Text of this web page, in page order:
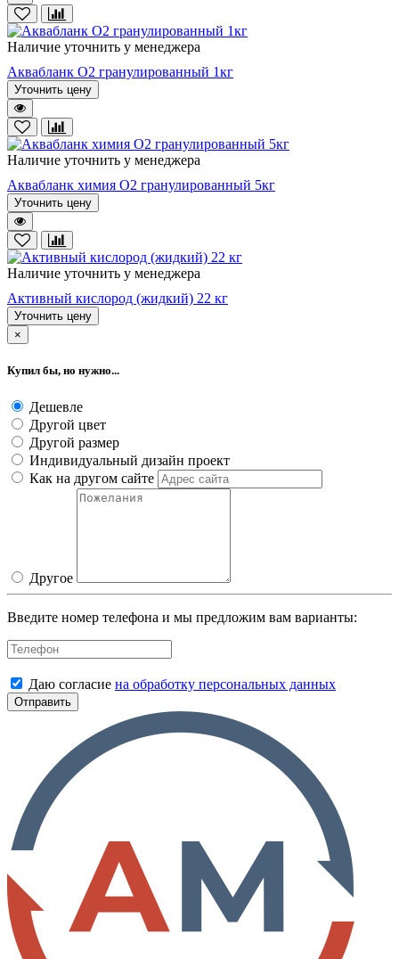
Наличие уточнить у менеджера
Аквабланк О2 гранулированный 1кг
Уточнить цену
Наличие уточнить у менеджера
Аквабланк химия О2 гранулированный 5кг
Уточнить цену
Наличие уточнить у менеджера
Активный кислород (жидкий) 22 кг
Уточнить цену
×
Купил бы, но нужно...
Дешевле
Другой цвет
Другой размер
Индивидуальный дизайн проект
Как на другом сайте
Другое
Введите номер телефона и мы предложим вам варианты:
Даю согласие на обработку персональных данных
Отправить